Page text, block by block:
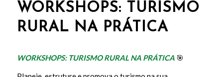
WORKSHOPS: TURISMO
RURAL NA PRÁTICA
WORKSHOPS: TURISMO RURAL NA PRÁTICA 🎯